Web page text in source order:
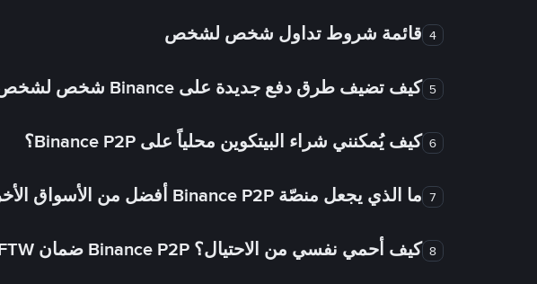
4 قائمة شروط تداول شخص لشخص
5 كيف تضيف طرق دفع جديدة على Binance شخص لشخص؟
6 كيف يُمكنني شراء البيتكوين محلياً على Binance P2P؟
7 ما الذي يجعل منصّة Binance P2P أفضل من الأسواق الأخرى للتداول من شخص لشخص؟
8 كيف أحمي نفسي من الاحتيال؟ Binance P2P ضمان FTW!